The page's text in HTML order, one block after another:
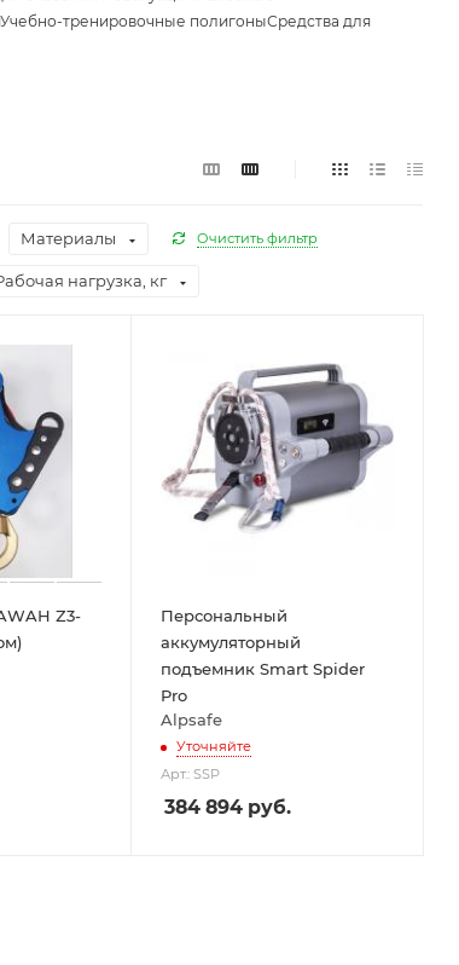
Учебно-тренировочные полигоныСредства для
Материалы
нагрузка, кг
Очистить фильтр
Z3-
Персональный
аккумуляторный
подъемник Smart Spider
Pro
Alpsafe
Уточняйте
Арт.: SSP
384 894руб.